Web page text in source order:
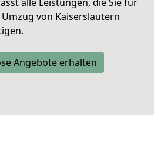
von Kaiserslautern
Angebote erhalten